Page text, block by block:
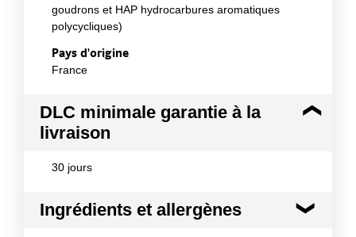
goudrons et HAP hydrocarbures aromatiques
polycycliques)
Pays d'origine
France
DLC minimale garantie à la
livraison
30 jours
Ingrédients et allergènes